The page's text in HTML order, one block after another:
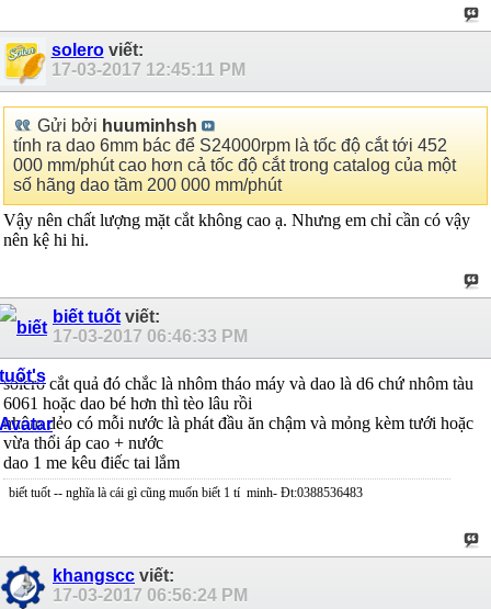
soleroviết:
17-03-2017 12:45:11 PM
Gửi bởi huuminhsh
tính ra dao 6mm bác để S24000rpm là tốc độ cắt tới 452
000 mm/phút cao hơn cả tốc độ cắt trong catalog của một
số hãng dao tầm 200 000 mm/phút
Vậy nên chất lượng mặt cắt không cao ạ. Nhưng em chỉ cần có vậy
nên kệ hi hi.
biết tuốtviết:
17-03-2017 06:46:33 PM
solero cắt quả đó chắc là nhôm tháo máy và dao là d6 chứ nhôm tàu
6061 hoặc dao bé hơn thì tèo lâu rồi
nhôm dẻo có mỗi nước là phát đầu ăn chậm và mỏng kèm tưới hoặc
vừa thổi áp cao + nước
dao 1 me kêu điếc tai lắm
biết tuốt -- nghĩa là cái gì cũng muốn biết 1 tí minh- Đt:0388536483
khangscc viết:
17-03-2017 06:56:24 PM